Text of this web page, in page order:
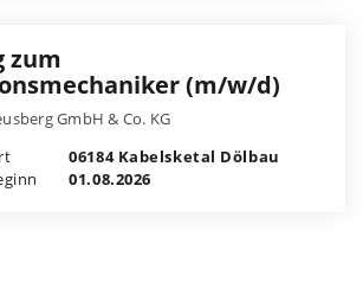
zum
(m/w/d)
GmbH & Co. KG
06184 Kabelsketal Dölbau
01.08.2026